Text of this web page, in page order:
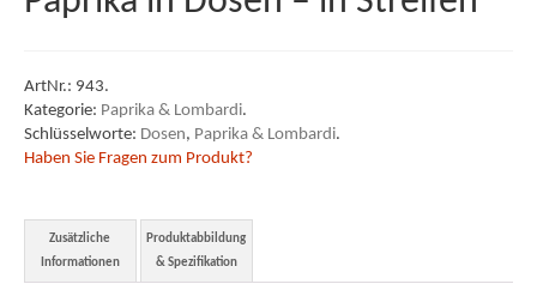
Impressum
ArtNr.: 943.
Kategorie: Paprika & Lombardi.
Schlüsselworte: Dosen, Paprika & Lombardi.
Haben Sie Fragen zum Produkt?
Zusätzliche
Informationen
Produktabbildung
& Spezifikation